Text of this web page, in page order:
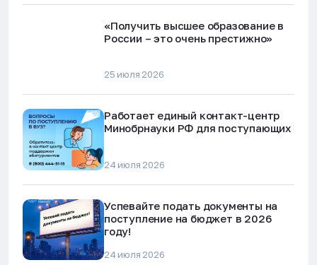
«Получить высшее образование в
России – это очень престижно»
25 июля 2026
Работает единый контакт-центр
Минобрнауки РФ для поступающих
24 июля 2026
Успевайте подать документы на
поступление на бюджет в 2026
году!
24 июля 2026